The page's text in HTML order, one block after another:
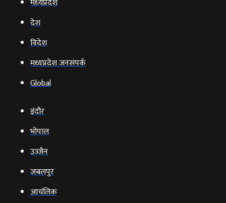
मध्‍यप्रदेश
देश
विदेश
मध्यप्रदेश जनसंपर्क
Global
इंदौर
भोपाल
उज्‍जैन
जबलपुर
आचंलिक